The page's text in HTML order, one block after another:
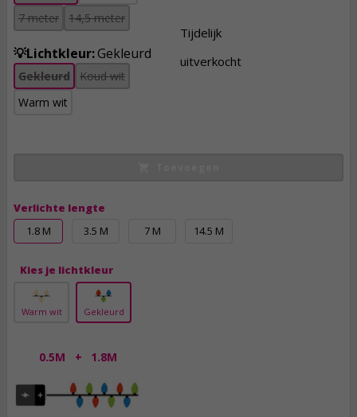
7 meter
14,5 meter
💡Lichtkleur:Gekleurd
Gekleurd
Koud wit
Warm wit
Tijdelijk
uitverkocht
Verlichte lengte
1.8 M
3.5 M 7 M 14.5 M
Kies je lichtkleur
Warm wit Gekleurd
0.5M + 1.8M